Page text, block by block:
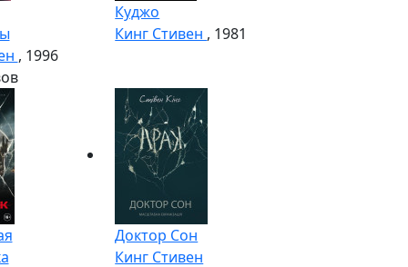
, 1996
Куджо
Кинг Стивен , 1981
Доктор Сон
Кинг Стивен